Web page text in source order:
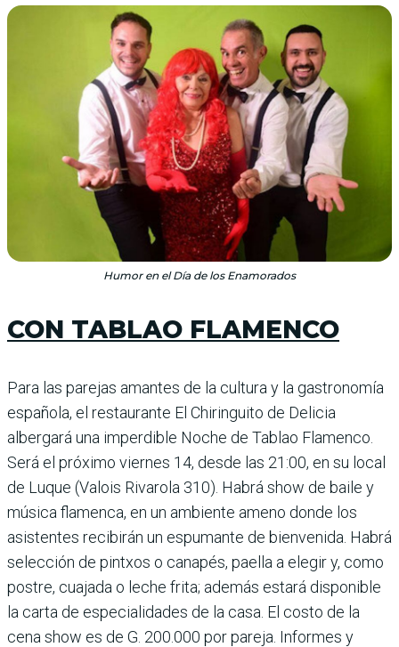
Humor en el Día de los Enamorados
CON TABLAO FLAMENCO
Para las parejas amantes de la cultura y la gastronomía
espa­ñola, el restaurante El Chiringuito de Delicia
albergará una imperdible Noche de Tablao Flamenco.
Será el próximo viernes 14, desde las 21:00, en su local
de Luque (Valois Rivarola 310). Habrá show de baile y
música flamenca, en un ambiente ameno donde los
asistentes recibirán un espumante de bienvenida. Habrá
selección de pintxos o canapés, paella a elegir y, como
postre, cuajada o leche frita; además estará disponible
la carta de especialidades de la casa. El costo de la
cena show es de G. 200.000 por pareja. Informes y